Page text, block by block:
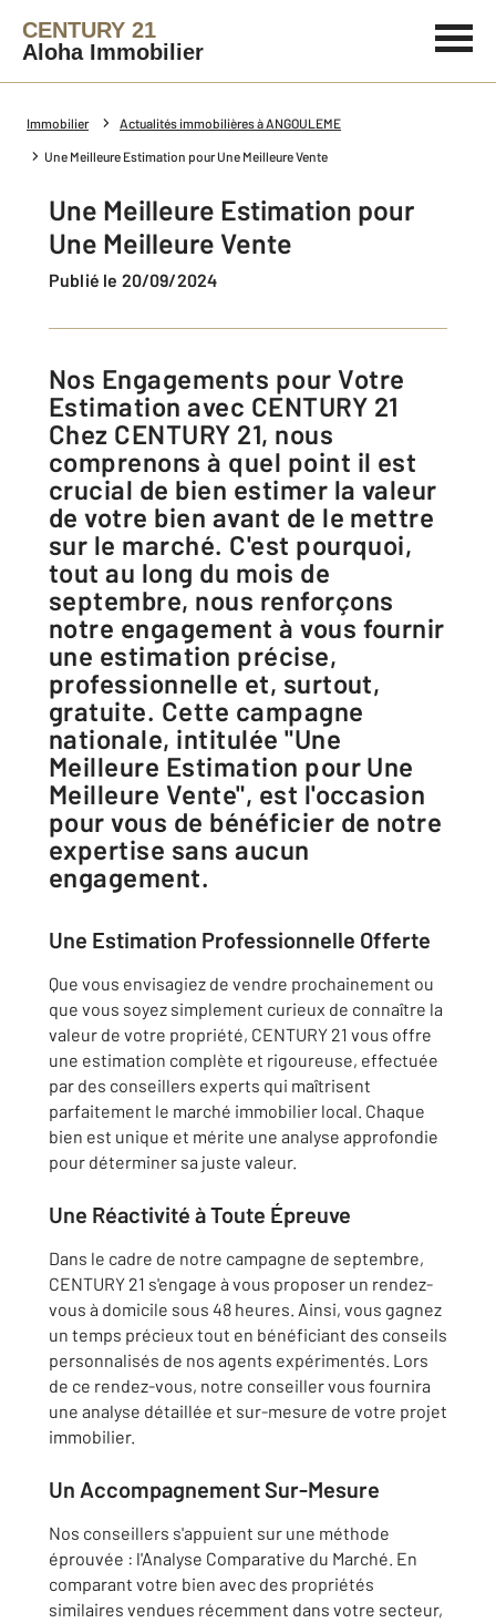
CENTURY 21
Aloha Immobilier
Immobilier Actualités immobilières à ANGOULEME
Une Meilleure Estimation pour Une Meilleure Vente
Une Meilleure Estimation pour
Une Meilleure Vente
Publié le 20/09/2024
Nos Engagements pour Votre
Estimation avec CENTURY 21
Chez CENTURY 21, nous
comprenons à quel point il est
crucial de bien estimer la valeur
de votre bien avant de le mettre
sur le marché. C'est pourquoi,
tout au long du mois de
septembre, nous renforçons
notre engagement à vous fournir
une estimation précise,
professionnelle et, surtout,
gratuite. Cette campagne
nationale, intitulée "Une
Meilleure Estimation pour Une
Meilleure Vente", est l'occasion
pour vous de bénéficier de notre
expertise sans aucun
engagement.
Une Estimation Professionnelle Offerte
Que vous envisagiez de vendre prochainement ou
que vous soyez simplement curieux de connaître la
valeur de votre propriété, CENTURY 21 vous offre
une estimation complète et rigoureuse, effectuée
par des conseillers experts qui maîtrisent
parfaitement le marché immobilier local. Chaque
bien est unique et mérite une analyse approfondie
pour déterminer sa juste valeur.
Une Réactivité à Toute Épreuve
Dans le cadre de notre campagne de septembre,
CENTURY 21 s'engage à vous proposer un rendez-
vous à domicile sous 48 heures. Ainsi, vous gagnez
un temps précieux tout en bénéficiant des conseils
personnalisés de nos agents expérimentés. Lors
de ce rendez-vous, notre conseiller vous fournira
une analyse détaillée et sur-mesure de votre projet
immobilier.
Un Accompagnement Sur-Mesure
Nos conseillers s'appuient sur une méthode
éprouvée : l'Analyse Comparative du Marché. En
comparant votre bien avec des propriétés
similaires vendues récemment dans votre secteur,